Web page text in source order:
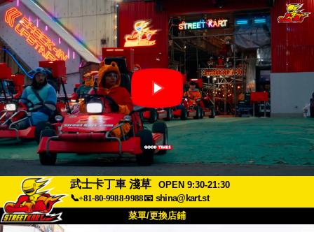
武士卡丁車 淺草
OPEN 9:30-21:30
📞+81-80-9988-9988📧 shina@kart.st
菜單/更換店鋪